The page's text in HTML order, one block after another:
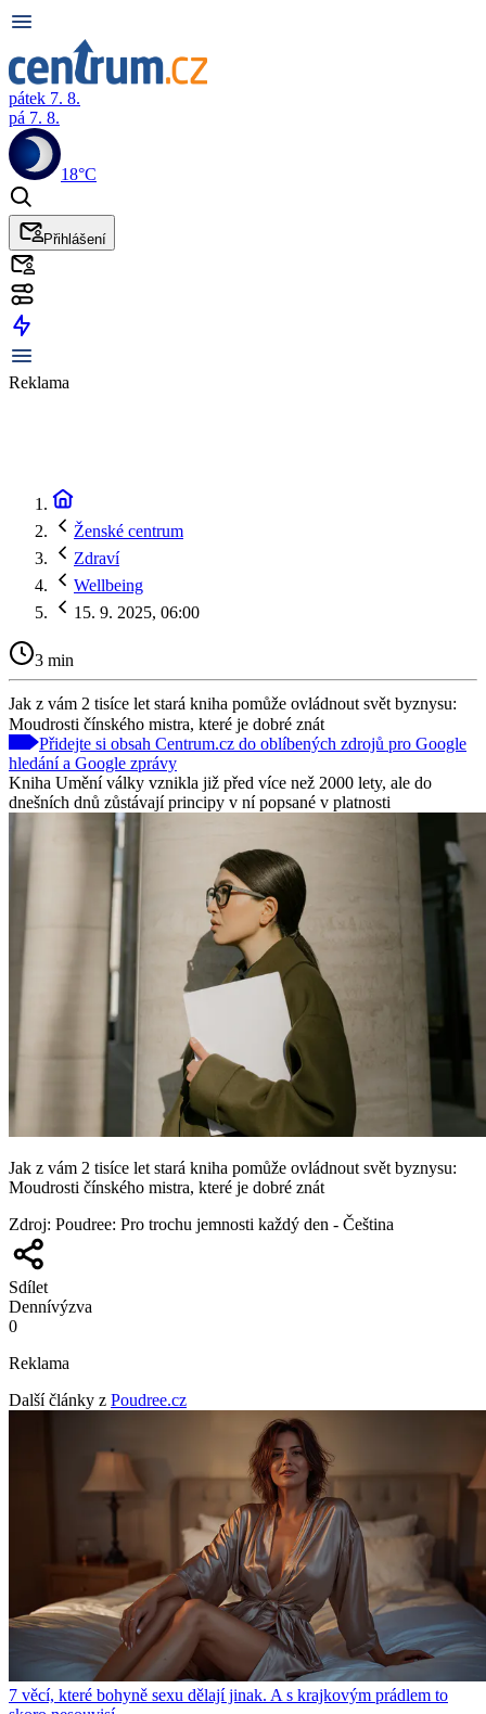
pátek 7. 8.
pá 7. 8.
18°C
Přihlášení
Reklama
Ženské centrum
Zdraví
Wellbeing
15. 9. 2025, 06:00
3 min
Jak z vám 2 tisíce let stará kniha pomůže ovládnout svět byznysu:
Moudrosti čínského mistra, které je dobré znát
Přidejte si obsah Centrum.cz do oblíbených zdrojů pro Google
hledání a Google zprávy
Kniha Umění války vznikla již před více než 2000 lety, ale do
dnešních dnů zůstávají principy v ní popsané v platnosti
Jak z vám 2 tisíce let stará kniha pomůže ovládnout svět byznysu:
Moudrosti čínského mistra, které je dobré znát
Zdroj: Poudree: Pro trochu jemnosti každý den - Čeština
Sdílet
Dennívýzva
0
Reklama
Další články z Poudree.cz
7 věcí, které bohyně sexu dělají jinak. A s krajkovým prádlem to